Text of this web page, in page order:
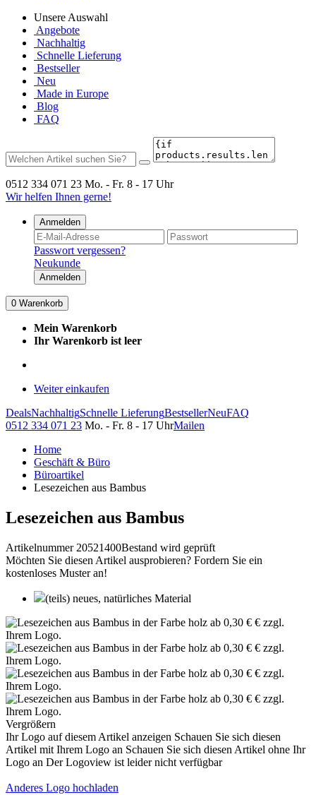
Unsere Auswahl
Angebote
Nachhaltig
Schnelle Lieferung
Bestseller
Neu
Made in Europe
Blog
FAQ
0512 334 071 23 Mo. - Fr. 8 - 17 Uhr
Wir helfen Ihnen gerne!
Anmelden
Passwort vergessen?
Neukunde
Anmelden
0 Warenkorb
Mein Warenkorb
Ihr Warenkorb ist leer
Weiter einkaufen
DealsNachhaltigSchnelle LieferungBestsellerNeuFAQ
0512 334 071 23 Mo. - Fr. 8 - 17 UhrMailen
Home
Geschäft & Büro
Büroartikel
Lesezeichen aus Bambus
Lesezeichen aus Bambus
Artikelnummer 20521400Bestand wird geprüft
Möchten Sie diesen Artikel ausprobieren? Fordern Sie ein
kostenloses Muster an!
(teils) neues, natürliches Material
Vergrößern
Ihr Logo auf diesem Artikel anzeigen Schauen Sie sich diesen
Artikel mit Ihrem Logo an Schauen Sie sich diesen Artikel ohne Ihr
Logo an Der Logoview ist leider nicht verfügbar
Anderes Logo hochladen